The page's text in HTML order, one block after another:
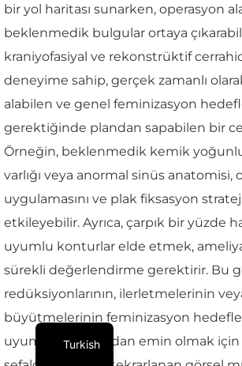
bir yol haritası sunarken, operasyon
beklenmedik bulgular ortaya
kraniyofasiyal ve rekonstrüktif
deneyime sahip, gerçek zamanlı
alabilen ve genel feminizasyon
gerektiğinde plandan sapabilen bir
Örneğin, beklenmedik kemik
varlığı veya anormal sinüs anatomisi,
uygulamasını ve plak fiksasyon
etkileyebilir. Ayrıca, çarpık bir yüzde
uyumlu konturlar elde etmek,
sürekli değerlendirme gerektirir. Bu
redüksiyonlarının, ilerletmelerinin
büyütmelerinin feminizasyon
uyumlu olduğundan emin olmak
Turkish